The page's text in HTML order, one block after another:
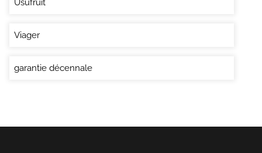
Usufruit
Viager
garantie décennale